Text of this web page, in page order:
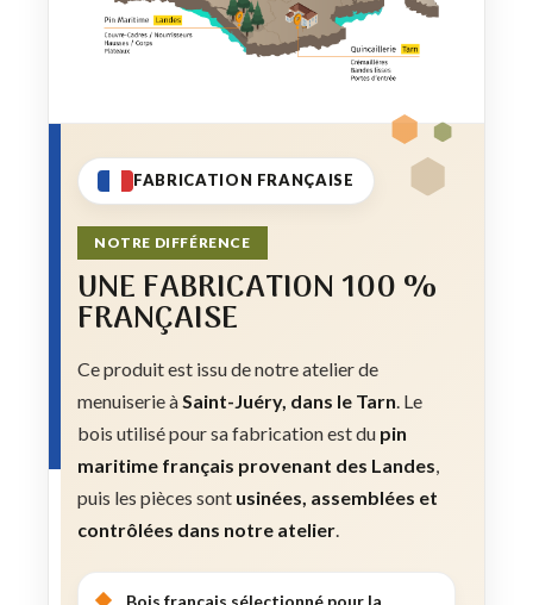
FABRICATION FRANÇAISE
NOTRE DIFFÉRENCE
UNE FABRICATION 100 %
FRANÇAISE
Ce produit est issu de notre atelier de
menuiserie à Saint-Juéry, dans le Tarn . Le
bois utilisé pour sa fabrication est du pin
maritime français provenant des Landes
puis les pièces sont usinées, assemblées et
contrôlées dans notre atelier
Bois français sélectionné pour la